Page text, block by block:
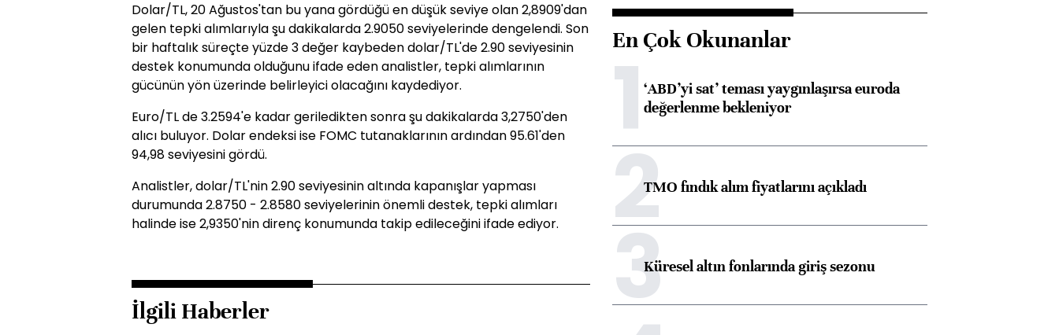
Dolar/TL, 20 Ağustos'tan bu yana gördüğü en düşük seviye olan 2,8909'dan
gelen tepki alımlarıyla şu dakikalarda 2.9050 seviyelerinde dengelendi. Son
bir haftalık süreçte yüzde 3 değer kaybeden dolar/TL'de 2.90 seviyesinin
destek konumunda olduğunu ifade eden analistler, tepki alımlarının
gücünün yön üzerinde belirleyici olacağını kaydediyor.
Euro/TL de 3.2594'e kadar geriledikten sonra şu dakikalarda 3,2750'den
alıcı buluyor. Dolar endeksi ise FOMC tutanaklarının ardından 95.61'den
94,98 seviyesini gördü.
Analistler, dolar/TL'nin 2.90 seviyesinin altında kapanışlar yapması
durumunda 2.8750 - 2.8580 seviyelerinin önemli destek, tepki alımları
halinde ise 2,9350'nin direnç konumunda takip edileceğini ifade ediyor.
İlgili Haberler
En Çok Okunanlar
1‘ABD’yi sat’ teması yaygınlaşırsa euroda
değerlenme bekleniyor
2TMO fındık alım fiyatlarını açıkladı
3Küresel altın fonlarında giriş sezonu